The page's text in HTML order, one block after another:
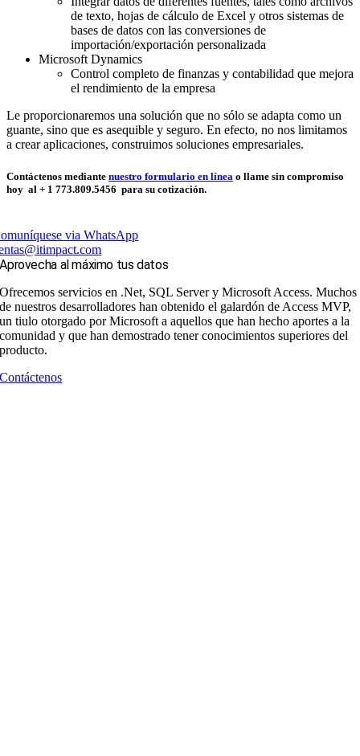
de texto, hojas de cálculo de Excel y otros sistemas de
bases de datos con las conversiones de
importación/exportación personalizada
Microsoft Dynamics
Control completo de finanzas y contabilidad que mejora
el rendimiento de la empresa
Le proporcionaremos una solución que no sólo se adapta como un
guante, sino que es asequible y seguro. En efecto, no nos limitamos
a crear aplicaciones, construimos soluciones empresariales.
Contáctenos mediante nuestro formulario en línea o llame sin compromiso
hoy al + 1 773.809.5456 para su cotización.
via WhatsApp
Aprovecha al máximo tus datos
Ofrecemos servicios en .Net, SQL Server y Microsoft Access. Muchos
de nuestros desarrolladores han obtenido el galardón de Access MVP,
un tiulo otorgado por Microsoft a aquellos que han hecho aportes a la
comunidad y que han demostrado tener conocimientos superiores del
producto.
Contáctenos